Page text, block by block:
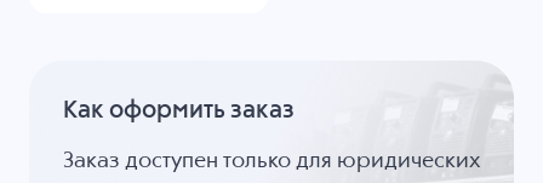
Как оформить заказ
Заказ доступен только для юридических